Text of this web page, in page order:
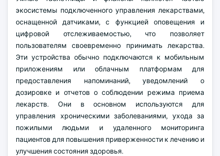
экосистемы подключенного управления лекарствами,
оснащенной датчиками, с функцией оповещения и
цифровой отслеживаемостью, что позволяет
пользователям своевременно принимать лекарства.
Эти устройства обычно подключаются к мобильным
приложениям или облачным платформам для
предоставления напоминаний, уведомлений о
дозировке и отчетов о соблюдении режима приема
лекарств. Они в основном используются для
управления хроническими заболеваниями, ухода за
пожилыми людьми и удаленного мониторинга
пациентов для повышения приверженности к лечению и
улучшения состояния здоровья.